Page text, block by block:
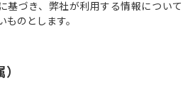
基づき、弊社が利用する情報について
ものとします。